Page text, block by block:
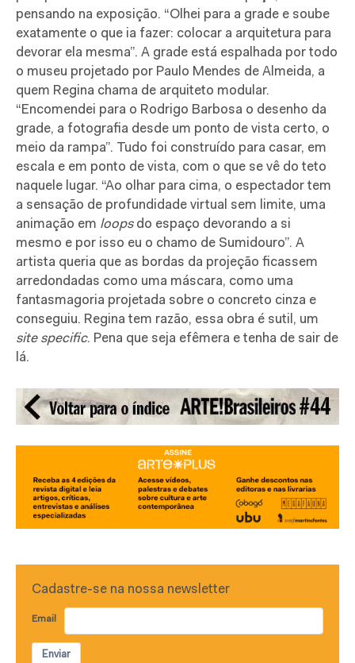
pensando na exposição. “Olhei para a grade e soube
exatamente o que ia fazer: colocar a arquitetura para
devorar ela mesma”. A grade está espalhada por todo
o museu projetado por Paulo Mendes de Almeida, a
quem Regina chama de arquiteto modular.
“Encomendei para o Rodrigo Barbosa o desenho da
grade, a fotografia desde um ponto de vista certo, o
meio da rampa”. Tudo foi construído para casar, em
escala e em ponto de vista, com o que se vê do teto
naquele lugar. “Ao olhar para cima, o espectador tem
a sensação de profundidade virtual sem limite, uma
animação em loopsdo espaço devorando a si
mesmo e por isso eu o chamo de Sumidouro”. A
artista queria que as bordas da projeção ficassem
arredondadas como uma máscara, como uma
fantasmagoria projetada sobre o concreto cinza e
conseguiu. Regina tem razão, essa obra é sutil, um
site specific. Pena que seja efêmera e tenha de sair de
lá.
Cadastre-se na nossa newsletter
Email
Enviar